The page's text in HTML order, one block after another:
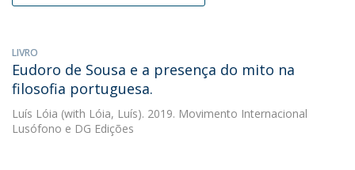
LIVRO
Eudoro de Sousa e a presença do mito na
filosofia portuguesa.
Luís Lóia (with Lóia, Luís). 2019. Movimento Internacional
Lusófono e DG Edições